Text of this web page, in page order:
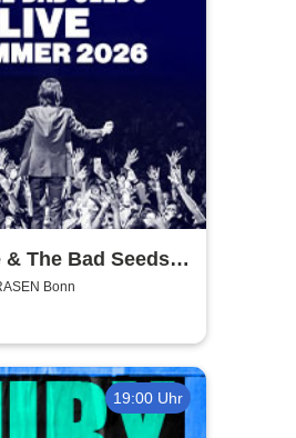
& The Bad Seeds -
Bonn
19:00 Uhr